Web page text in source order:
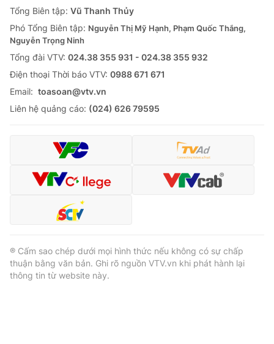
Tổng Biên tập: Vũ Thanh Thủy
Phó Tổng Biên tập: Nguyễn Thị Mỹ Hạnh, Phạm Quốc Thắng,
Nguyễn Trọng Ninh
Tổng đài VTV: 024.38 355 931 - 024.38 355 932
Ðiện thoại Thời báo VTV: 0988 671 671
Email: toasoan@vtv.vn
Liên hệ quảng cáo: (024) 626 79595
® Cấm sao chép dưới mọi hình thức nếu không có sự chấp
thuận bằng văn bản. Ghi rõ nguồn VTV.vn khi phát hành lại
thông tin từ website này.